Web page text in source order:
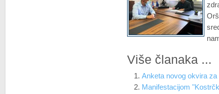
Više članaka ...
Anketa novog okvira
Manifestacijom